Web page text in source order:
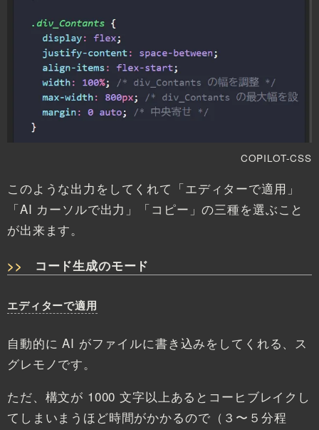
COPILOT-CSS
このような出力をしてくれて「エディターで適用」
「AI カーソルで出力」「コピー」の三種を選ぶこと
が出来ます。
コード生成のモード
エディターで適用
自動的に AI がファイルに書き込みをしてくれる、ス
グレモノです。
ただ、構文が 1000 文字以上あるとコーヒブレイクし
てしまいまうほど時間がかかるので（３〜５分程